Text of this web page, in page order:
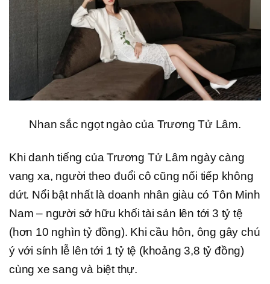
Nhan sắc ngọt ngào của Trương Tử Lâm.
Khi danh tiếng của Trương Tử Lâm ngày càng
vang xa, người theo đuổi cô cũng nối tiếp không
dứt. Nổi bật nhất là doanh nhân giàu có Tôn Minh
Nam – người sở hữu khối tài sản lên tới 3 tỷ tệ
(hơn 10 nghìn tỷ đồng). Khi cầu hôn, ông gây chú
ý với sính lễ lên tới 1 tỷ tệ (khoảng 3,8 tỷ đồng)
cùng xe sang và biệt thự.